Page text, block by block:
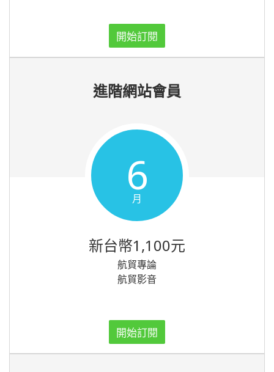
開始訂閱
進階網站會員
6
月
新台幣1,100元
航貿專論
航貿影音
開始訂閱